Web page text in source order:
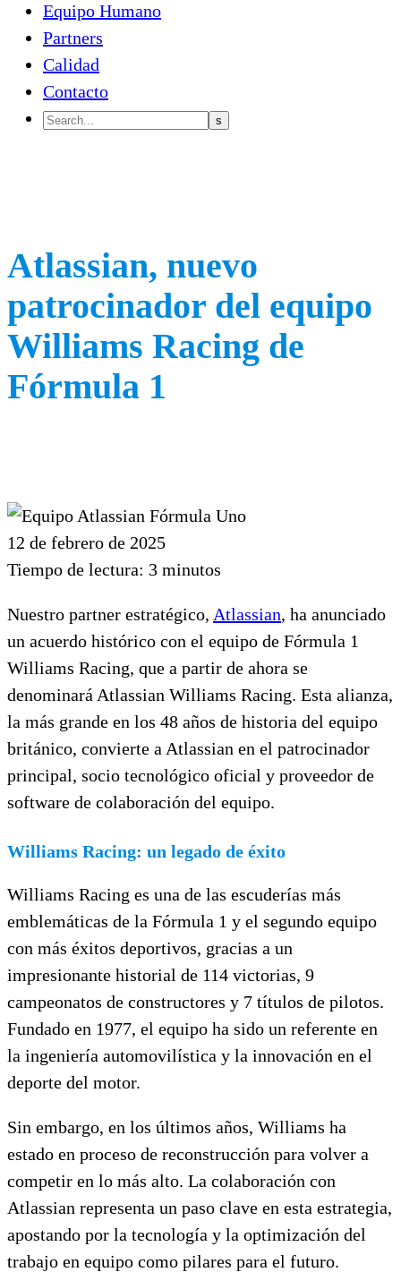
Equipo Humano
Partners
Calidad
Contacto
Atlassian, nuevo
patrocinador del equipo
Williams Racing de
Fórmula 1
12 de febrero de 2025
Tiempo de lectura: 3 minutos
Nuestro partner estratégico, Atlassian, ha anunciado
un acuerdo histórico con el equipo de Fórmula 1
Williams Racing, que a partir de ahora se
denominará Atlassian Williams Racing. Esta alianza,
la más grande en los 48 años de historia del equipo
británico, convierte a Atlassian en el patrocinador
principal, socio tecnológico oficial y proveedor de
software de colaboración del equipo.
Williams Racing: un legado de éxito
Williams Racing es una de las escuderías más
emblemáticas de la Fórmula 1 y el segundo equipo
con más éxitos deportivos, gracias a un
impresionante historial de 114 victorias, 9
campeonatos de constructores y 7 títulos de pilotos.
Fundado en 1977, el equipo ha sido un referente en
la ingeniería automovilística y la innovación en el
deporte del motor.
Sin embargo, en los últimos años, Williams ha
estado en proceso de reconstrucción para volver a
competir en lo más alto. La colaboración con
Atlassian representa un paso clave en esta estrategia,
apostando por la tecnología y la optimización del
trabajo en equipo como pilares para el futuro.